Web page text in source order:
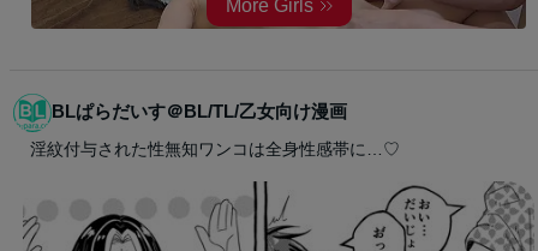
BLぱらだいす＠BL/TL/乙女向け漫画
淫紋付与された性無知ワンコは全身性感帯に…♡